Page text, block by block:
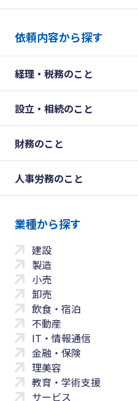
依頼内容から探す
経理・税務のこと
設立・相続のこと
財務のこと
人事労務のこと
業種から探す
建設
製造
小売
卸売
飲食・宿泊
不動産
IT・情報通信
金融・保険
理美容
教育・学術支援
サービス